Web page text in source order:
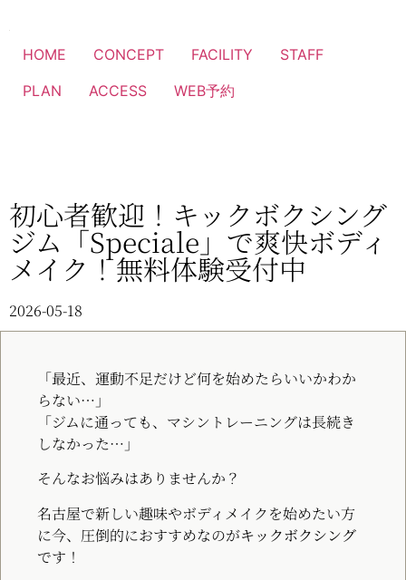
HOME CONCEPT FACILITY
STAFF
PLAN
ACCESS WEB予約
初心者歓迎！キックボクシング
ジム「Speciale」で爽快ボディ
メイク！無料体験受付中
2026-05-18
「最近、運動不足だけど何を始めたらいいかわか
らない…」
「ジムに通っても、マシントレーニングは長続き
しなかった…」
そんなお悩みはありませんか？
名古屋で新しい趣味やボディメイクを始めたい方
に今、圧倒的におすすめなのがキックボクシング
です！